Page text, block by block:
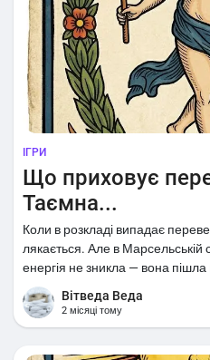
ІГРИ
Що приховує
Таємна...
Коли в розкладі випадає
лякається. Але в Марсельській
енергія не зникла — вона пішла
Вітведа Веда
2 місяці тому